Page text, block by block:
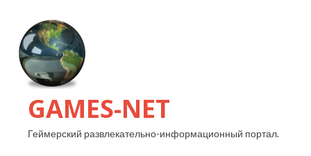
GAMES-NET
Геймерский развлекательно-информационный портал.